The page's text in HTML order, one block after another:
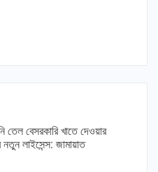
তেল বেসরকারি খাতে দেওয়ার
লাইসেন্স: জামায়াত